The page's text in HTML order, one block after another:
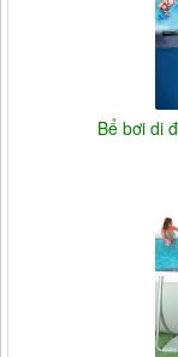
Bể bơi di